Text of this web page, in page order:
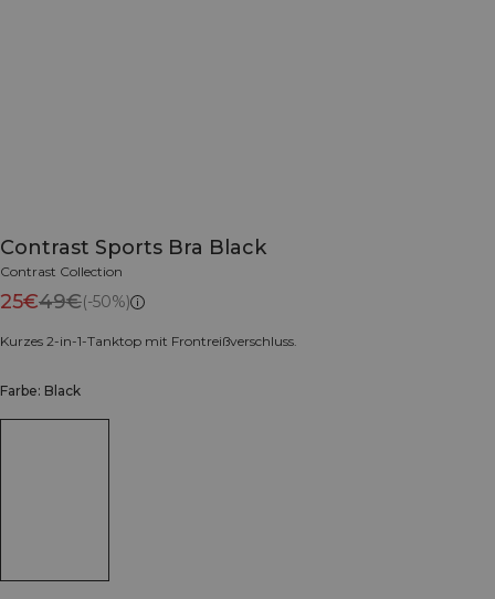
Contrast Sports Bra Black
Contrast Collection
25€49€(-50%)
Kurzes 2-in-1-Tanktop mit Frontreißverschluss.
Farbe: Black